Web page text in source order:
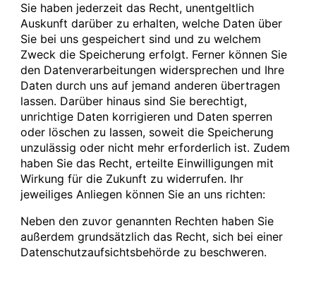
Sie haben jederzeit das Recht, unentgeltlich
Auskunft darüber zu erhalten, welche Daten über
Sie bei uns gespeichert sind und zu welchem
Zweck die Speicherung erfolgt. Ferner können Sie
den Datenverarbeitungen widersprechen und Ihre
Daten durch uns auf jemand anderen übertragen
lassen. Darüber hinaus sind Sie berechtigt,
unrichtige Daten korrigieren und Daten sperren
oder löschen zu lassen, soweit die Speicherung
unzulässig oder nicht mehr erforderlich ist. Zudem
haben Sie das Recht, erteilte Einwilligungen mit
Wirkung für die Zukunft zu widerrufen. Ihr
jeweiliges Anliegen können Sie an uns richten:
Neben den zuvor genannten Rechten haben Sie
außerdem grundsätzlich das Recht, sich bei einer
Datenschutzaufsichtsbehörde zu beschweren.